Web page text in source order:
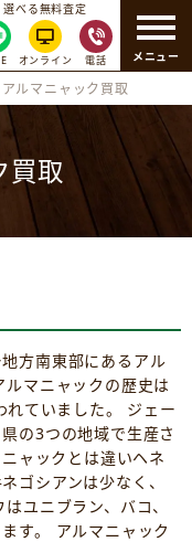
メニュー
選べる無料査定
オンライン 電話
アルマニャック買取
買取
方南東部にあるアル
マニャックの歴史は
ていました。 ジェー
の3つの地域で生産さ
ャックとは違いヘネ
ゴシアンは少なく、
ユニブラン、バコ、
す。 アルマニャック